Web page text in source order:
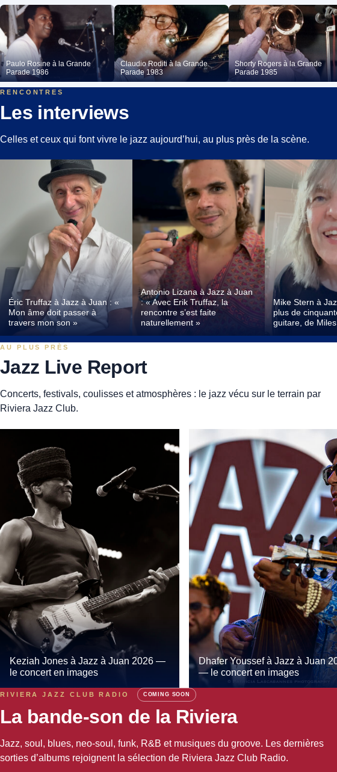
Paulo Rosine à la Grande
Parade 1986
Claudio Roditi à la Grande
Parade 1983
Shorty Rogers à la Grande
Parade 1985
RENCONTRES
Les interviews
Celles et ceux qui font vivre le jazz aujourd’hui, au plus près de la scène.
Éric Truffaz à Jazz à Juan : «
Mon âme doit passer à
travers mon son »
Antonio Lizana à Jazz à Juan
: « Avec Erik Truffaz, la
rencontre s’est faite
naturellement »
Mike Stern à
plus de
guitare, de
AU PLUS PRÈS
Jazz Live Report
Concerts, festivals, coulisses et atmosphères : le jazz vécu sur le terrain par
Riviera Jazz Club.
Keziah Jones à Jazz à Juan 2026 —
le concert en images
Dhafer Youssef à Jazz à Juan
— le concert en images
RIVIERA JAZZ CLUB RADIO COMING SOON
La bande-son de la Riviera
Jazz, soul, blues, neo-soul, funk, R&B et musiques du groove. Les dernières
sorties d’albums rejoignent la sélection de Riviera Jazz Club Radio.